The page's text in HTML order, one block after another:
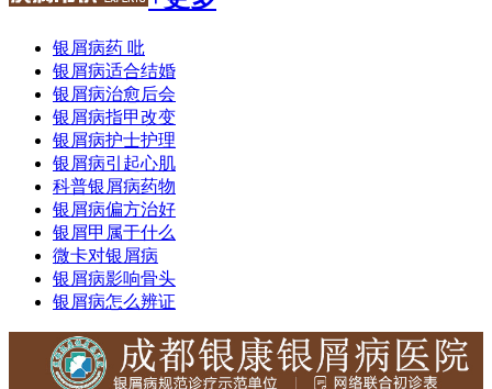
银屑病药 吡
银屑病适合结婚
银屑病治愈后会
银屑病指甲改变
银屑病护士护理
银屑病引起心肌
科普银屑病药物
银屑病偏方治好
银屑甲属于什么
微卡对银屑病
银屑病影响骨头
银屑病怎么辨证